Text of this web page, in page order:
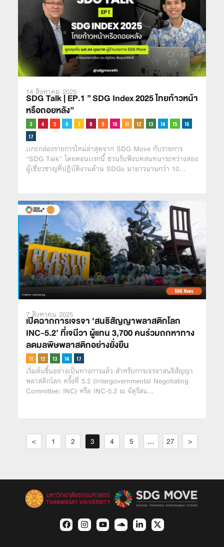
14 สิงหาคม 2025
SDG Talk | EP.1 ” SDG Index 2025 ไทยก้าวหน้า
หรือถอยหลัง”
เเกะกล่องรายการใหม่ล่าสุดจาก SDG Move กับรายการ
“SDG Talk” โดยตอนเเรกนี้ ชวนรับฟังบทสนทนาระหว่างสอง
ผู้เชี่ยวชาญที่ปฏิบัติงานด้าน SDGs มายาวนานกว่า 10…
7 สิงหาคม 2025
เปิดฉากการเจรจา ‘สนธิสัญญาพลาสติกโลก
INC-5.2’ ที่เจนีวา ผู้แทน 3,700 คนร่วมถกหาทาง
ลดมลพิษพลาสติกอย่างยั่งยืน
เริ่มต้นขึ้นอย่างเป็นทางการแล้ว สำหรับการเจรจาสนธิสัญญา
พลาสติกโลก ครั้งที่ 5.2 (Intergovernmental Negotiating
Committee: INC) หรือ INC-5.2 ณ จัตุรัสแ…
< 1 2 3 4 5 … 27 >